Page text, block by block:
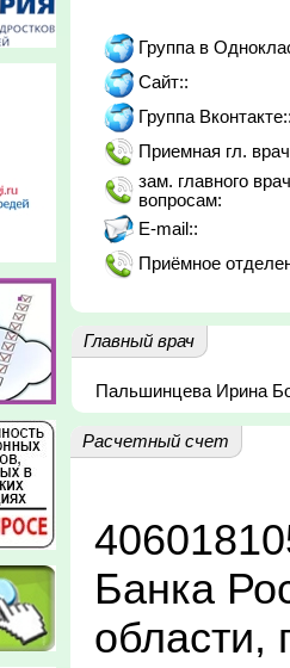
Группа в
Сайт::
Группа
Приемная гл.
зам. главного
вопросам:
E-mail::
Приёмное
Главный врач
Пальшинцева Ирина
Расчетный счет
Банка
области,